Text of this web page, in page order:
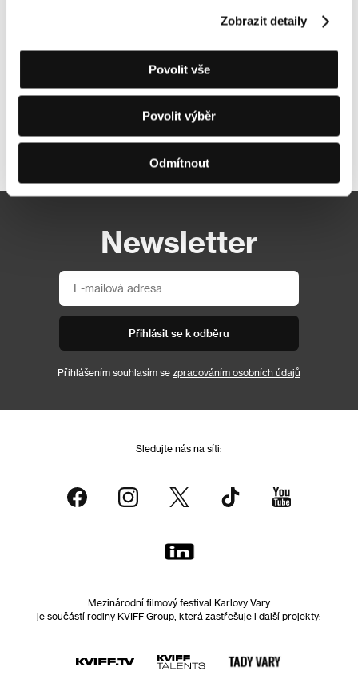
Zobrazit detaily
Povolit vše
Povolit výběr
Odmítnout
Další partneři
Newsletter
Přihlásit se k odběru
Přihlášením souhlasím se zpracováním osobních údajů
Sledujte nás na síti:
Mezinárodní filmový festival Karlovy Vary
je součástí rodiny KVIFF Group, která zastřešuje i další projekty: